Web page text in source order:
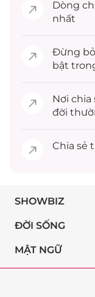
Dòng
nhất
Đừng
bật
Nơi
đời
Chia sẻ
SHOWBIZ
ĐỜI SỐNG
MẬT NGỮ